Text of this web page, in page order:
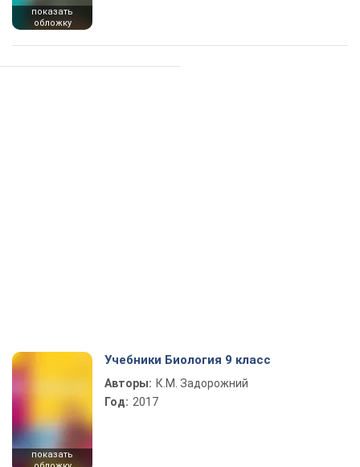
показать
обложку
показать
Учебники Биология 9 класс
Авторы: К.М. Задорожний
Год: 2017